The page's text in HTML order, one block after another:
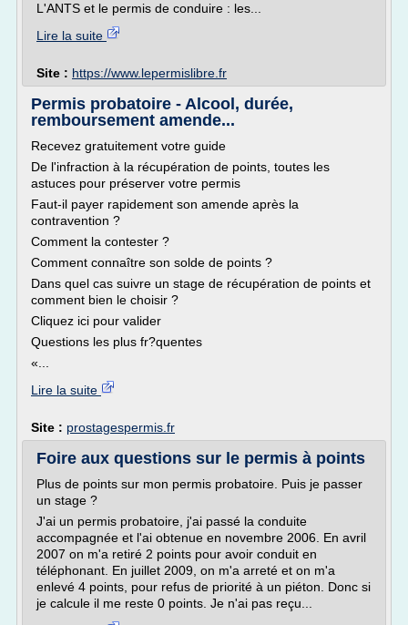
L'ANTS et le permis de conduire : les...
Lire la suite
Site : https://www.lepermislibre.fr
Permis probatoire - Alcool, durée,
remboursement amende...
Recevez gratuitement votre guide
De l'infraction à la récupération de points, toutes les
astuces pour préserver votre permis
Faut-il payer rapidement son amende après la
contravention ?
Comment la contester ?
Comment connaître son solde de points ?
Dans quel cas suivre un stage de récupération de points et
comment bien le choisir ?
Cliquez ici pour valider
Questions les plus fr?quentes
«...
Lire la suite
Site : prostagespermis.fr
Foire aux questions sur le permis à points
Plus de points sur mon permis probatoire. Puis je passer
un stage ?
J'ai un permis probatoire, j'ai passé la conduite
accompagnée et l'ai obtenue en novembre 2006. En avril
2007 on m'a retiré 2 points pour avoir conduit en
téléphonant. En juillet 2009, on m'a arreté et on m'a
enlevé 4 points, pour refus de priorité à un piéton. Donc si
je calcule il me reste 0 points. Je n'ai pas reçu...